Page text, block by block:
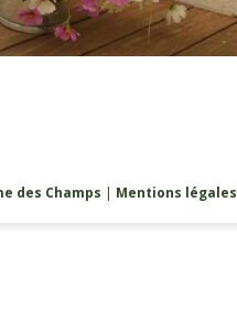
des Champs | Mentions légales